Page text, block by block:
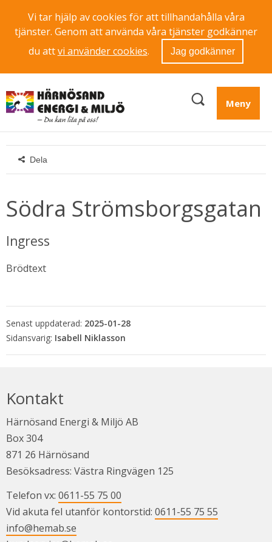
Vi tar hjälp av cookies för att tillhandahålla våra
tjänster. Genom att använda våra tjänster godkänner
du attvi använder cookies. Jag godkänner
Meny
Dela
Södra Strömsborgsgatan
Ingress
Brödtext
Senast uppdaterad: 2025-01-28
Isabell Niklasson
Kontakt
Härnösand Energi & Miljö AB
Box 304
871 26 Härnösand
Besöksadress: Västra Ringvägen 125
Telefon vx: 0611-55 75 00
Vid akuta fel utanför kontorstid: 0611-55 75 55
info@hemab.se